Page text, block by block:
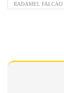
RADAMEL FALCAO